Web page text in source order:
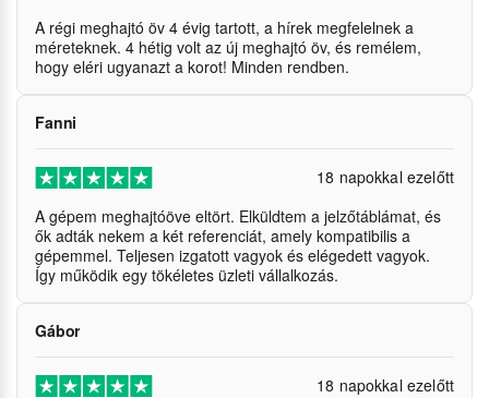
A régi meghajtó öv 4 évig tartott, a hírek megfelelnek a
méreteknek. 4 hétig volt az új meghajtó öv, és remélem,
hogy eléri ugyanazt a korot! Minden rendben.
Fanni
18 napokkal ezelőtt
A gépem meghajtóöve eltört. Elküldtem a jelzőtáblámat, és
ők adták nekem a két referenciát, amely kompatibilis a
gépemmel. Teljesen izgatott vagyok és elégedett vagyok.
Így működik egy tökéletes üzleti vállalkozás.
Gábor
18 napokkal ezelőtt